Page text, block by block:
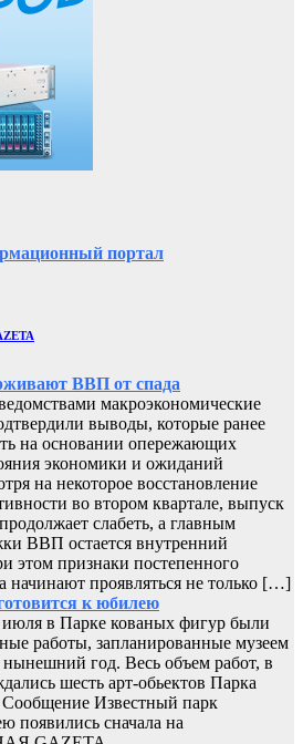
портал
ВВП от спада
макроэкономические
выводы, которые ранее
на основании опережающих
экономики и ожиданий
на некоторое восстановление
во втором квартале, выпуск
слабеть, а главным
ВВП остается внутренний
этом признаки постепенного
начинают проявляться не только […]
к юбилею
в Парке кованых фигур были
работы, запланированные музеем
год. Весь объем работ, в
шесть арт-обьектов Парка
Известный парк
появились сначала на